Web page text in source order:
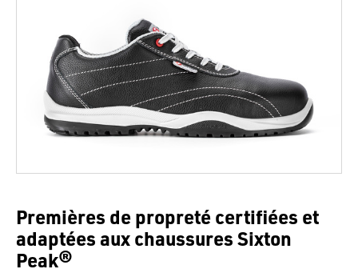
Premières de propreté certifiées et
adaptées aux chaussures Sixton
Peak®